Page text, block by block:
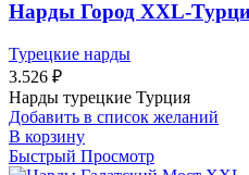
Нарды Город XXL-
Турецкие нарды
3.526 ₽
Нарды турецкие Турция
Добавить в список желаний
В корзину
Быстрый Просмотр